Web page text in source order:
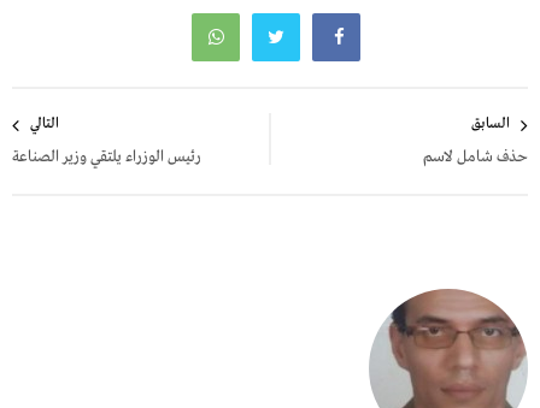
المقالات
السابق
حذف شامل لاسم
التالي
رئيس الوزراء يلتقي وزير الصناعة